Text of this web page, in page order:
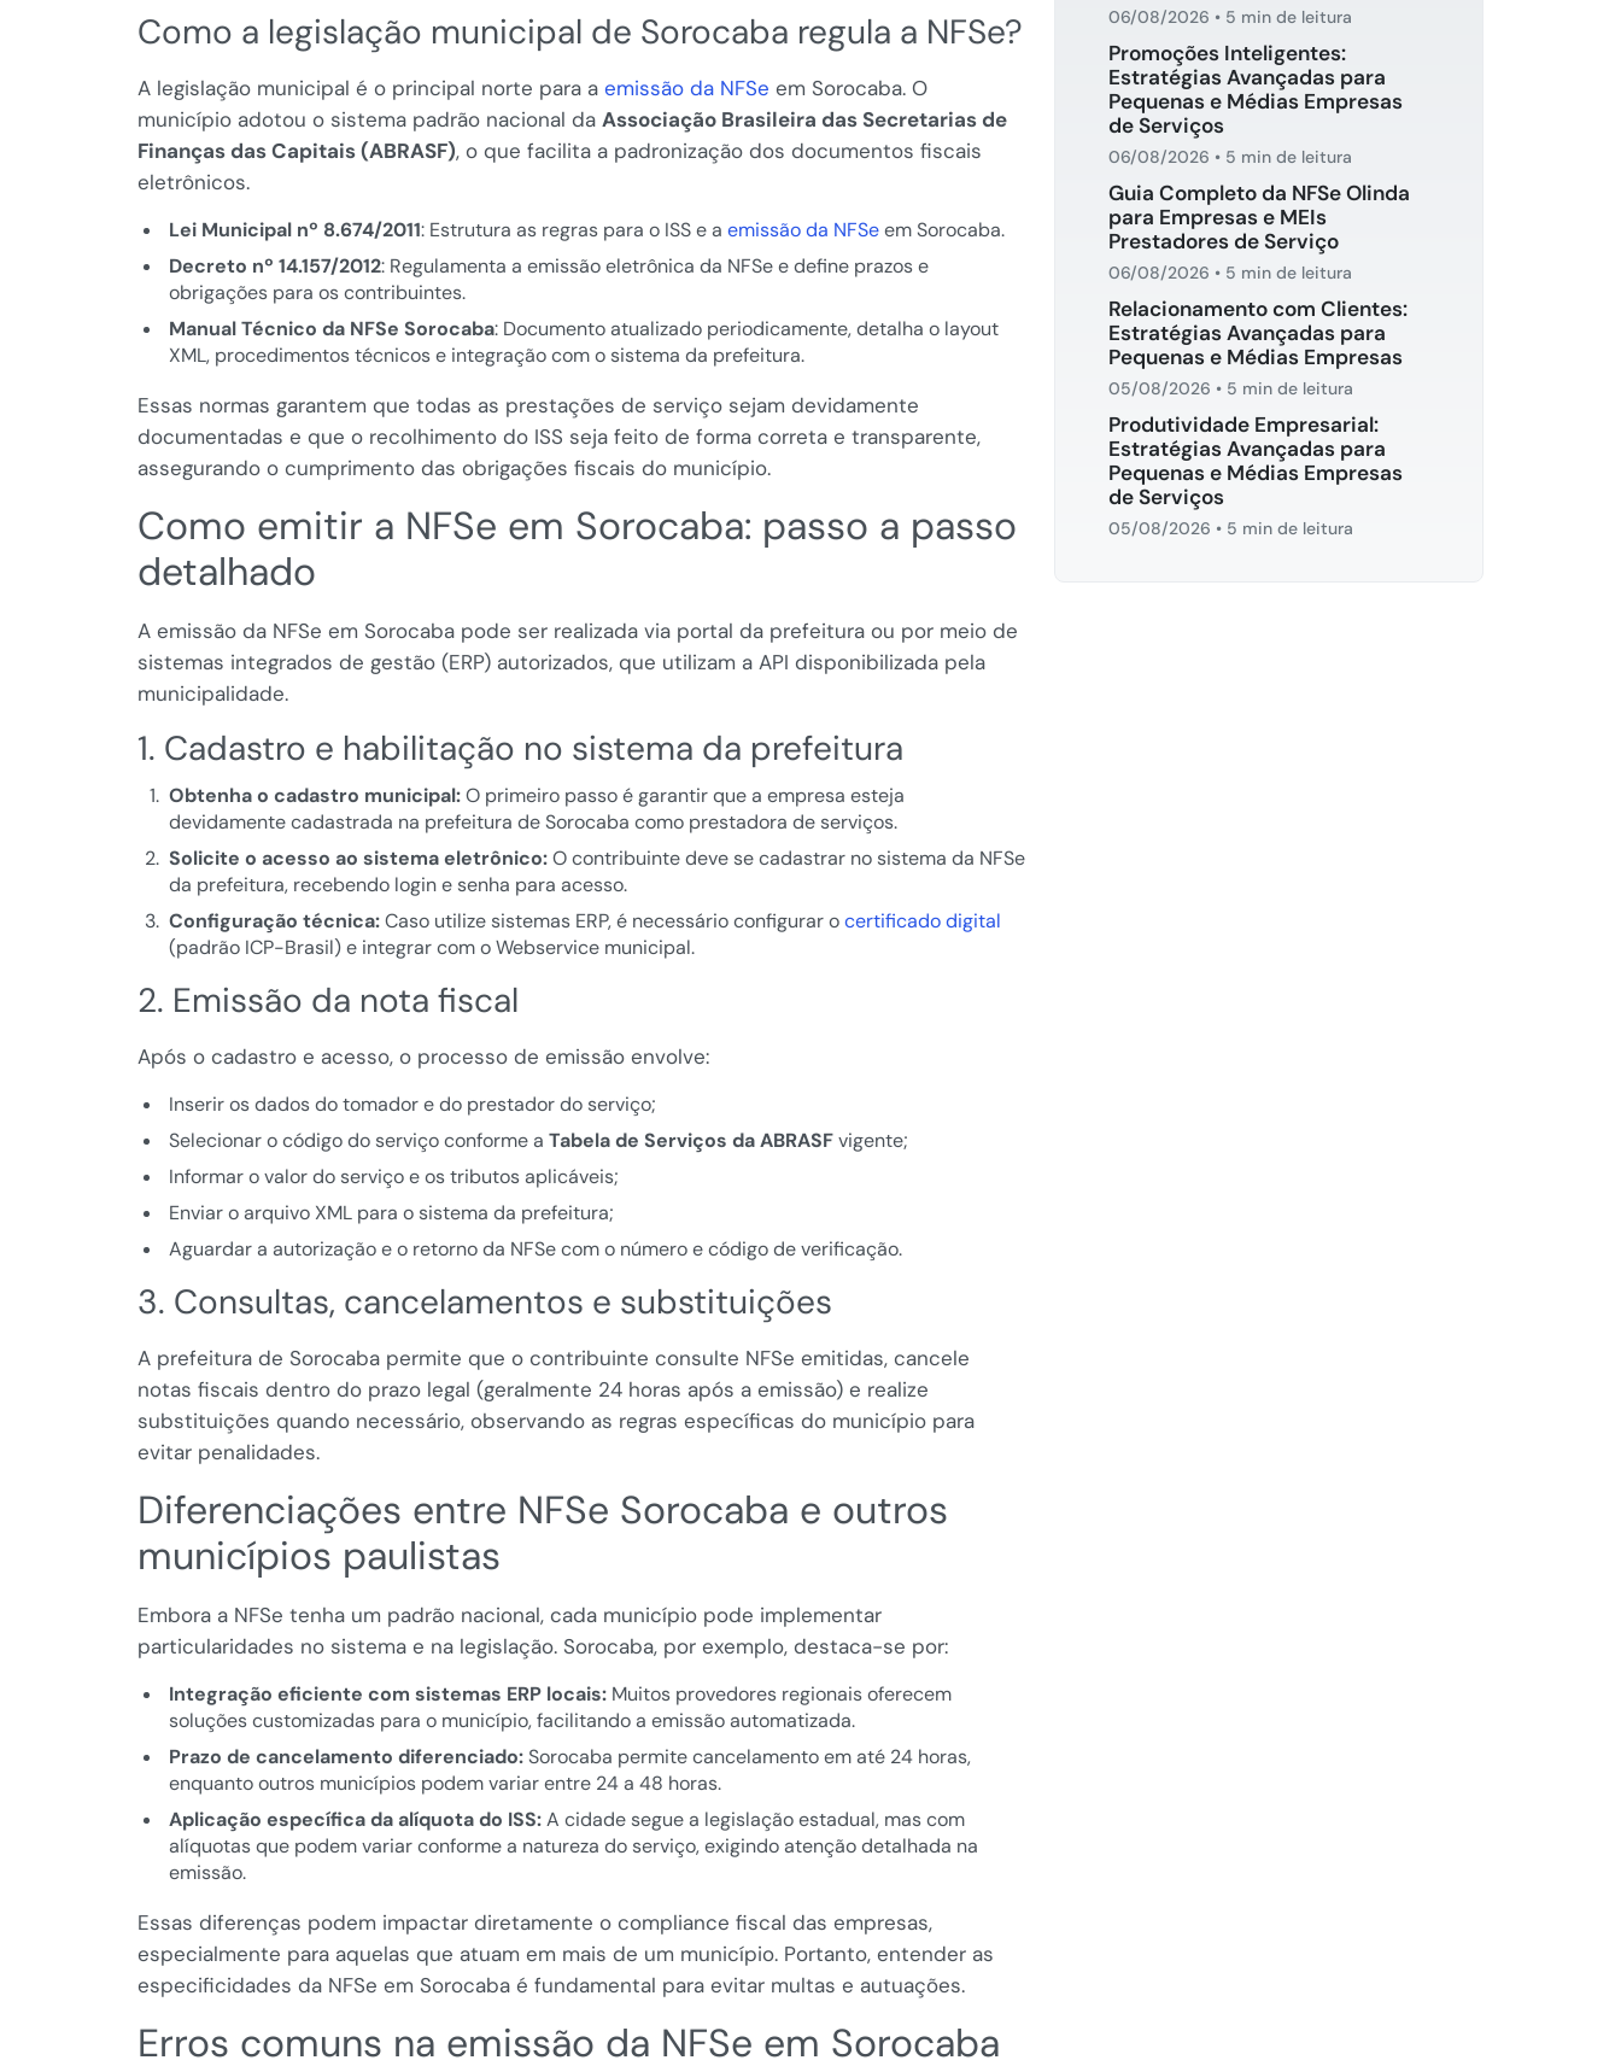
Como a legislação municipal de Sorocaba regula a NFSe?
A legislação municipal é o principal norte para a emissão da NFSe em Sorocaba. O
município adotou o sistema padrão nacional da Associação Brasileira das Secretarias de
Finanças das Capitais (ABRASF), o que facilita a padronização dos documentos fiscais
eletrônicos.
Lei Municipal nº 8.674/2011: Estrutura as regras para o ISS e a emissão da NFSeem Sorocaba.
Decreto nº 14.157/2012: Regulamenta a emissão eletrônica da NFSe e define prazos e
obrigações para os contribuintes.
Manual Técnico da NFSe Sorocaba: Documento atualizado periodicamente, detalha o layout
XML, procedimentos técnicos e integração com o sistema da prefeitura.
Essas normas garantem que todas as prestações de serviço sejam devidamente
documentadas e que o recolhimento do ISS seja feito de forma correta e transparente,
assegurando o cumprimento das obrigações fiscais do município.
Como emitir a NFSe em Sorocaba: passo a passo
detalhado
A emissão da NFSe em Sorocaba pode ser realizada via portal da prefeitura ou por meio de
sistemas integrados de gestão (ERP) autorizados, que utilizam a API disponibilizada pela
municipalidade.
1. Cadastro e habilitação no sistema da prefeitura
Obtenha o cadastro municipal:O primeiro passo é garantir que a empresa esteja
devidamente cadastrada na prefeitura de Sorocaba como prestadora de serviços.
Solicite o acesso ao sistema eletrônico:O contribuinte deve se cadastrar no sistema da NFSe
da prefeitura, recebendo login e senha para acesso.
Configuração técnica:Caso utilize sistemas ERP, é necessário configurar ocertificado digital
(padrão ICP-Brasil) e integrar com o Webservice municipal.
2. Emissão da nota fiscal
Após o cadastro e acesso, o processo de emissão envolve:
Inserir os dados do tomador e do prestador do serviço;
Selecionar o código do serviço conforme a Tabela de Serviços da ABRASFvigente;
Informar o valor do serviço e os tributos aplicáveis;
Enviar o arquivo XML para o sistema da prefeitura;
Aguardar a autorização e o retorno da NFSe com o número e código de verificação.
3. Consultas, cancelamentos e substituições
A prefeitura de Sorocaba permite que o contribuinte consulte NFSe emitidas, cancele
notas fiscais dentro do prazo legal (geralmente 24 horas após a emissão) e realize
substituições quando necessário, observando as regras específicas do município para
evitar penalidades.
Diferenciações entre NFSe Sorocaba e outros
municípios paulistas
Embora a NFSe tenha um padrão nacional, cada município pode implementar
particularidades no sistema e na legislação. Sorocaba, por exemplo, destaca-se por:
Integração eficiente com sistemas ERP locais:Muitos provedores regionais oferecem
soluções customizadas para o município, facilitando a emissão automatizada.
Prazo de cancelamento diferenciado:Sorocaba permite cancelamento em até 24 horas,
enquanto outros municípios podem variar entre 24 a 48 horas.
Aplicação específica da alíquota do ISS:A cidade segue a legislação estadual, mas com
alíquotas que podem variar conforme a natureza do serviço, exigindo atenção detalhada na
emissão.
Essas diferenças podem impactar diretamente o compliance fiscal das empresas,
especialmente para aquelas que atuam em mais de um município. Portanto, entender as
especificidades da NFSe em Sorocaba é fundamental para evitar multas e autuações.
Erros comuns na emissão da NFSe em Sorocaba
06/08/2026 • 5 min de leitura
Promoções Inteligentes:
Estratégias Avançadas para
Pequenas e Médias Empresas
de Serviços
06/08/2026 • 5 min de leitura
Guia Completo da NFSe Olinda
para Empresas e MEIs
Prestadores de Serviço
06/08/2026 • 5 min de leitura
Relacionamento com Clientes:
Estratégias Avançadas para
Pequenas e Médias Empresas
05/08/2026 • 5 min de leitura
Produtividade Empresarial:
Estratégias Avançadas para
Pequenas e Médias Empresas
de Serviços
05/08/2026 • 5 min de leitura